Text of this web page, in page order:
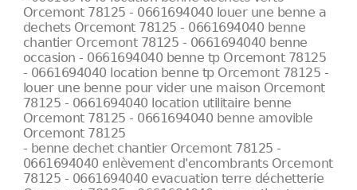
Orcemont 78125 - 0661694040 louer une benne a
dechets Orcemont 78125 - 0661694040 benne
chantier Orcemont 78125 - 0661694040 benne
occasion - 0661694040 benne tp Orcemont 78125
- 0661694040 location benne tp Orcemont 78125 -
louer une benne pour vider une maison Orcemont
78125 - 0661694040 location utilitaire benne
Orcemont 78125 - 0661694040 benne amovible
Orcemont 78125
- benne dechet chantier Orcemont 78125 -
0661694040 enlèvement d'encombrants Orcemont
78125 - 0661694040 evacuation terre déchetterie